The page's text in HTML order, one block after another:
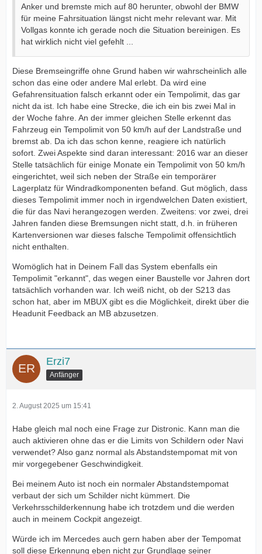
Anker und bremste mich auf 80 herunter, obwohl der BMW
für meine Fahrsituation längst nicht mehr relevant war. Mit
Vollgas konnte ich gerade noch die Situation bereinigen. Es
hat wirklich nicht viel gefehlt ...
Diese Bremseingriffe ohne Grund haben wir wahrscheinlich alle
schon das eine oder andere Mal erlebt. Da wird eine
Gefahrensituation falsch erkannt oder ein Tempolimit, das gar
nicht da ist. Ich habe eine Strecke, die ich ein bis zwei Mal in
der Woche fahre. An der immer gleichen Stelle erkennt das
Fahrzeug ein Tempolimit von 50 km/h auf der Landstraße und
bremst ab. Da ich das schon kenne, reagiere ich natürlich
sofort. Zwei Aspekte sind daran interessant: 2016 war an dieser
Stelle tatsächlich für einige Monate ein Tempolimit von 50 km/h
eingerichtet, weil sich neben der Straße ein temporärer
Lagerplatz für Windradkomponenten befand. Gut möglich, dass
dieses Tempolimit immer noch in irgendwelchen Daten existiert,
die für das Navi herangezogen werden. Zweitens: vor zwei, drei
Jahren fanden diese Bremsungen nicht statt, d.h. in früheren
Kartenversionen war dieses falsche Tempolimit offensichtlich
nicht enthalten.
Womöglich hat in Deinem Fall das System ebenfalls ein
Tempolimit "erkannt", das wegen einer Baustelle vor Jahren dort
tatsächlich vorhanden war. Ich weiß nicht, ob der S213 das
schon hat, aber im MBUX gibt es die Möglichkeit, direkt über die
Headunit Feedback an MB abzusetzen.
Erzi7
Anfänger
2. August 2025 um 15:41
Habe gleich mal noch eine Frage zur Distronic. Kann man die
auch aktivieren ohne das er die Limits von Schildern oder Navi
verwendet? Also ganz normal als Abstandstempomat mit von
mir vorgegebener Geschwindigkeit.
Bei meinem Auto ist noch ein normaler Abstandstempomat
verbaut der sich um Schilder nicht kümmert. Die
Verkehrsschilderkennung habe ich trotzdem und die werden
auch in meinem Cockpit angezeigt.
Würde ich im Mercedes auch gern haben aber der Tempomat
soll diese Erkennung eben nicht zur Grundlage seiner